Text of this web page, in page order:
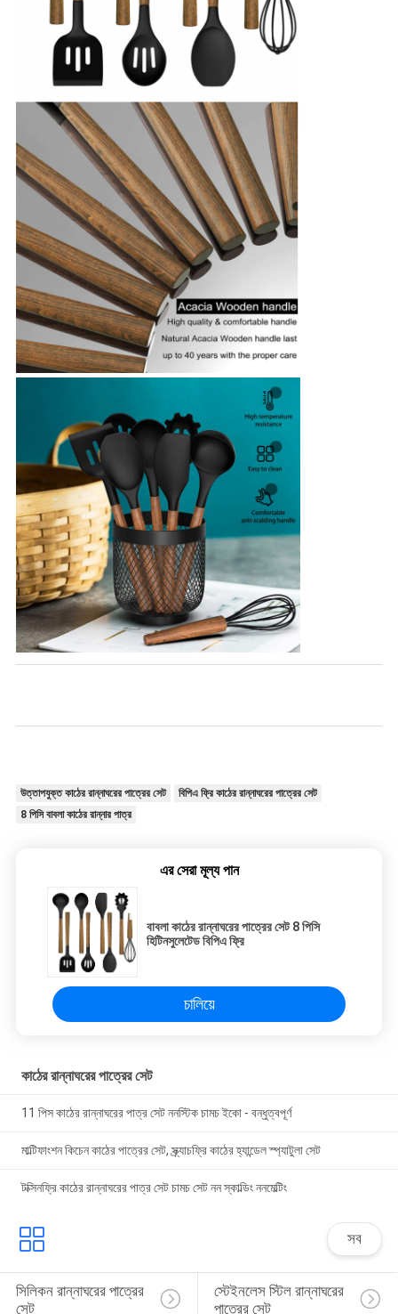
উত্তাপযুক্ত কাঠের রান্নাঘরের পাত্রের সেট
বিপিএ ফ্রি কাঠের রান্নাঘরের পাত্রের সেট
8 পিসি বাবলা কাঠের রান্নার পাত্র
এর সেরা মূল্য পান
বাবলা কাঠের রান্নাঘরের পাত্রের সেট 8 পিসি
হিটিনসুলেটেড বিপিএ ফ্রি
চালিয়ে
কাঠের রান্নাঘরের পাত্রের সেট
11 পিস কাঠের রান্নাঘরের পাত্র সেট ননস্টিক চামচ ইকো - বন্ধুত্বপূর্ণ
মাল্টিফাংশন কিচেন কাঠের পাত্রের সেট, স্ক্র্যাচফ্রি কাঠের হ্যান্ডেল স্প্যাটুলা সেট
টক্সিনফ্রি কাঠের রান্নাঘরের পাত্র সেট চামচ সেট নন স্কাল্ডিং ননমেল্টিং
সব
সিলিকন রান্নাঘরের পাত্রের
সেট
স্টেইনলেস স্টিল রান্নাঘরের
পাত্রের সেট